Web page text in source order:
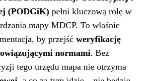
(PODGiK) pełni kluczową rolę w
mapy MDCP. To właśnie
by przejść weryfikację
normami. Bez
tego urzędu mapa nie otrzyma